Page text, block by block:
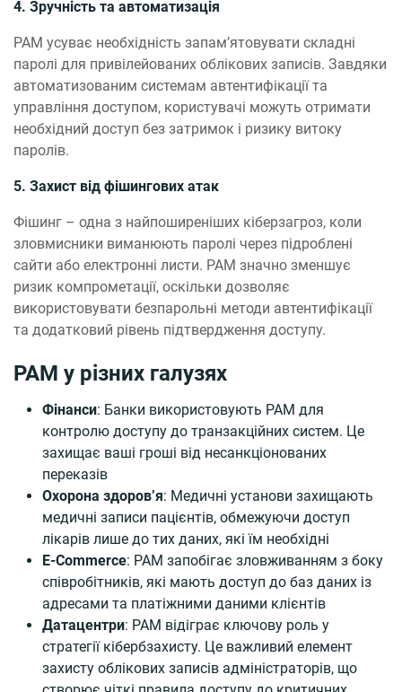
4. Зручність та автоматизація
PAM усуває необхідність запам’ятовувати складні
паролі для привілейованих облікових записів. Завдяки
автоматизованим системам автентифікації та
управління доступом, користувачі можуть отримати
необхідний доступ без затримок і ризику витоку
паролів.
5. Захист від фішингових атак
Фішинг – одна з найпоширеніших кіберзагроз, коли
зловмисники виманюють паролі через підроблені
сайти або електронні листи. PAM значно зменшує
ризик компрометації, оскільки дозволяє
використовувати безпарольні методи автентифікації
та додатковий рівень підтвердження доступу.
PAM у різних галузях
Фінанси: Банки використовують PAM для
контролю доступу до транзакційних систем. Це
захищає ваші гроші від несанкціонованих
переказів
Охорона здоров’я: Медичні установи захищають
медичні записи пацієнтів, обмежуючи доступ
лікарів лише до тих даних, які їм необхідні
E-Commerce: PAM запобігає зловживанням з боку
співробітників, які мають доступ до баз даних із
адресами та платіжними даними клієнтів
Датацентри: РАМ відіграє ключову роль у
стратегії кібербзахисту. Це важливий елемент
захисту облікових записів адміністраторів, що